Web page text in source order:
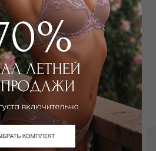
в магазине